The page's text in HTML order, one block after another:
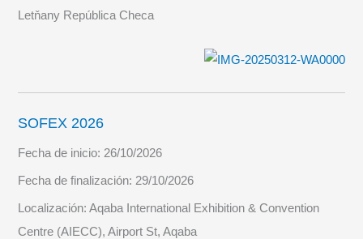
Letňany República Checa
SOFEX 2026
Fecha de inicio: 26/10/2026
Fecha de finalización: 29/10/2026
Localización:Aqaba International Exhibition & Convention
Centre (AIECC), Airport St, Aqaba